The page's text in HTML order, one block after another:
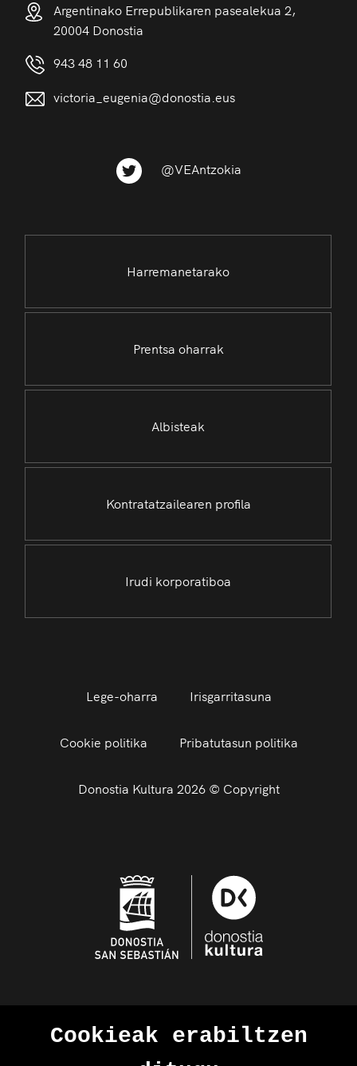
Argentinako Errepublikaren pasealekua 2,
20004 Donostia
943 48 11 60
victoria_eugenia@donostia.eus
@VEAntzokia
Harremanetarako
Prentsa oharrak
Albisteak
Kontratatzailearen profila
Irudi korporatiboa
Lege-oharra Irisgarritasuna
Cookie politika Pribatutasun politika
Donostia Kultura 2026 © Copyright
Cookieak erabiltzen